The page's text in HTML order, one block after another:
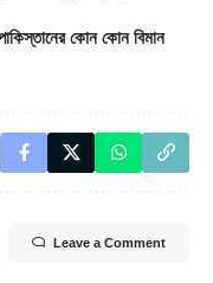
কোন কোন বিমান
Leave a Comment